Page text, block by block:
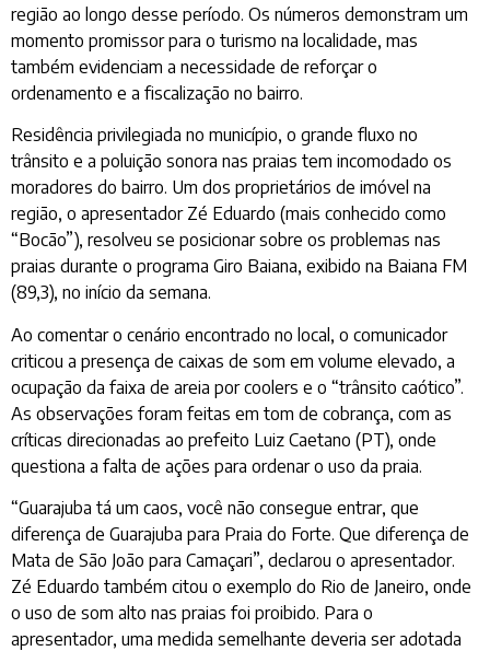
região ao longo desse período. Os números demonstram um
momento promissor para o turismo na localidade, mas
também evidenciam a necessidade de reforçar o
ordenamento e a fiscalização no bairro.
Residência privilegiada no município, o grande fluxo no
trânsito e a poluição sonora nas praias tem incomodado os
moradores do bairro. Um dos proprietários de imóvel na
região, o apresentador Zé Eduardo (mais conhecido como
“Bocão”), resolveu se posicionar sobre os problemas nas
praias durante o programa Giro Baiana, exibido na Baiana FM
(89,3), no início da semana.
Ao comentar o cenário encontrado no local, o comunicador
criticou a presença de caixas de som em volume elevado, a
ocupação da faixa de areia por coolers e o “trânsito caótico”.
As observações foram feitas em tom de cobrança, com as
críticas direcionadas ao prefeito Luiz Caetano (PT), onde
questiona a falta de ações para ordenar o uso da praia.
“Guarajuba tá um caos, você não consegue entrar, que
diferença de Guarajuba para Praia do Forte. Que diferença de
Mata de São João para Camaçari”, declarou o apresentador.
Zé Eduardo também citou o exemplo do Rio de Janeiro, onde
o uso de som alto nas praias foi proibido. Para o
apresentador, uma medida semelhante deveria ser adotada